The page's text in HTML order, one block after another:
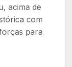
acima de
com
para